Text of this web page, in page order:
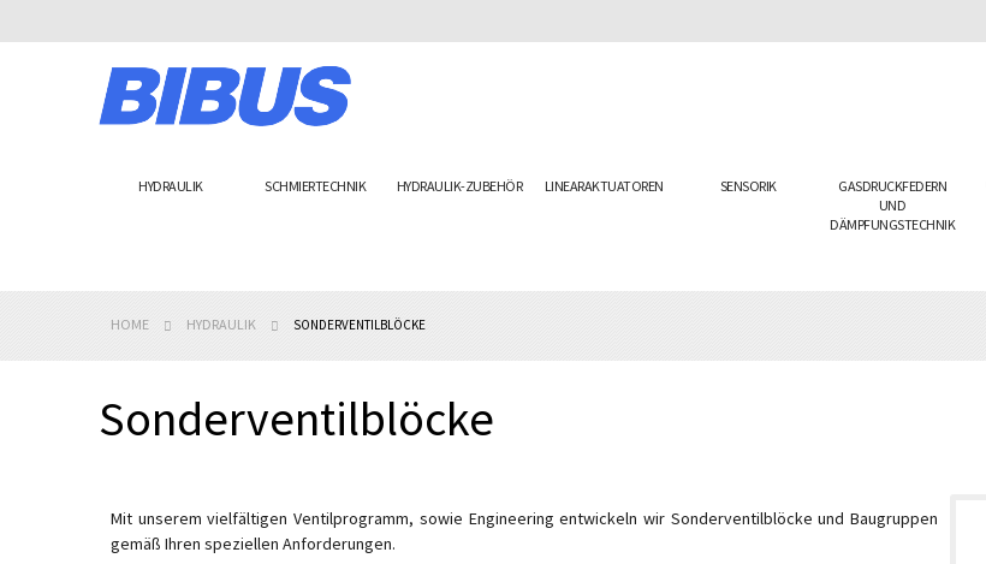
Skip
to
Content
HYDRAULIK SCHMIERTECHNIK HYDRAULIK-ZUBEHÖR LINEARAKTUATOREN SENSORIK
GASDRUCKFEDERN
UND
DÄMPFUNGSTECHNIK
HOME HYDRAULIK SONDERVENTILBLÖCKE
Sonderventilblöcke
Mit unserem vielfältigen Ventilprogramm, sowie Engineering entwickeln wir Sonderventilblöcke und Baugruppen
gemäß Ihren speziellen Anforderungen.